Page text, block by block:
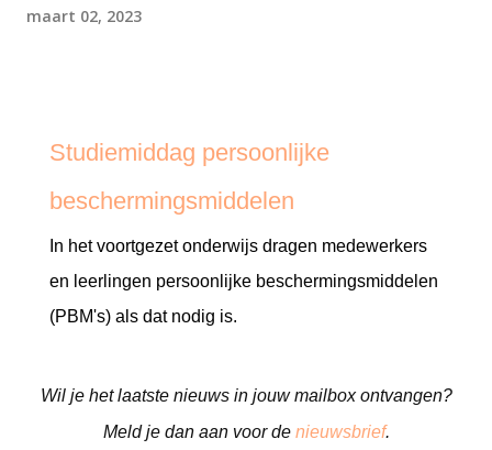
maart 02, 2023
Studiemiddag persoonlijke
beschermingsmiddelen
In het voortgezet onderwijs dragen medewerkers
en leerlingen persoonlijke beschermingsmiddelen
(PBM's) als dat nodig is.
Wil je het laatste nieuws in jouw mailbox ontvangen?
Meld je dan aan voor de nieuwsbrief.